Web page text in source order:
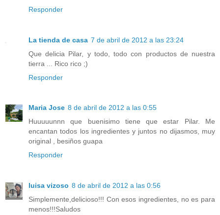
Responder
La tienda de casa 7 de abril de 2012 a las 23:24
Que delicia Pilar, y todo, todo con productos de nuestra
tierra ... Rico rico ;)
Responder
Maria Jose 8 de abril de 2012 a las 0:55
Huuuuunnn que buenisimo tiene que estar Pilar. Me
encantan todos los ingredientes y juntos no dijasmos, muy
original , besiños guapa
Responder
luisa vizoso 8 de abril de 2012 a las 0:56
Simplemente,delicioso!!! Con esos ingredientes, no es para
menos!!!Saludos